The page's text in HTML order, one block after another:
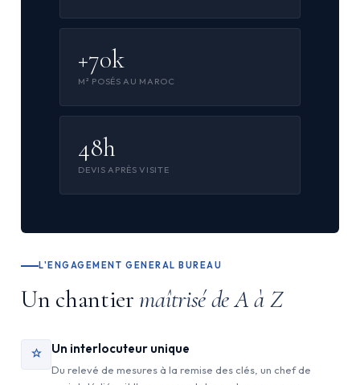
+70k
M² POSÉS AU MAROC
48h
DEVIS APRÈS VISITE
L'ENGAGEMENT GENERAL BUREAU
Un chantiermaîtrisé de A à Z
Un interlocuteur unique
Du relevé de mesures à la remise des clés, un chef de